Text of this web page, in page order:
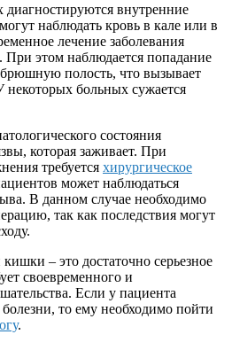
диагностируются внутренние
наблюдать кровь в кале или в
лечение заболевания
этом наблюдается попадание
полость, что вызывает
некоторых больных сужается
состояния
которая заживает. При
требуется хирургическое
может наблюдаться
В данном случае необходимо
так как последствия могут
– это достаточно серьезное
своевременного и
Если у пациента
то ему необходимо пойти
.